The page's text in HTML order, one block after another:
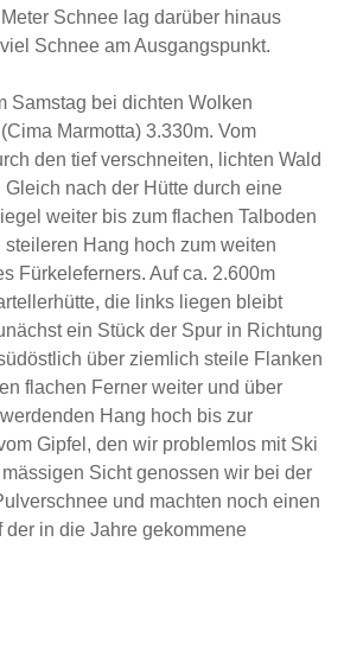
Schnee lag darüber hinaus
Schnee am Ausgangspunkt.
Samstag bei dichten Wolken
Marmotta) 3.330m. Vom
den tief verschneiten, lichten Wald
Gleich nach der Hütte durch eine
weiter bis zum flachen Talboden
Hang hoch zum weiten
Fürkeleferners. Auf ca. 2.600m
die links liegen bleibt
ein Stück der Spur in Richtung
über ziemlich steile Flanken
flachen Ferner weiter und über
Hang hoch bis zur
Gipfel, den wir problemlos mit Ski
Sicht genossen wir bei der
und machten noch einen
der in die Jahre gekommene